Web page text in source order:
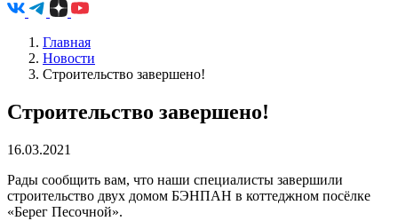
Главная
Новости
Строительство завершено!
Строительство завершено!
16.03.2021
Рады сообщить вам, что наши специалисты завершили
строительство двух домом БЭНПАН в коттеджном посёлке
«Берег Песочной».